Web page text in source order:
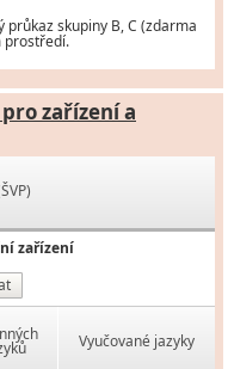
průkaz skupiny B, C (zdarma
prostředí.
zařízení a
zařízení
Vyučované jazyky